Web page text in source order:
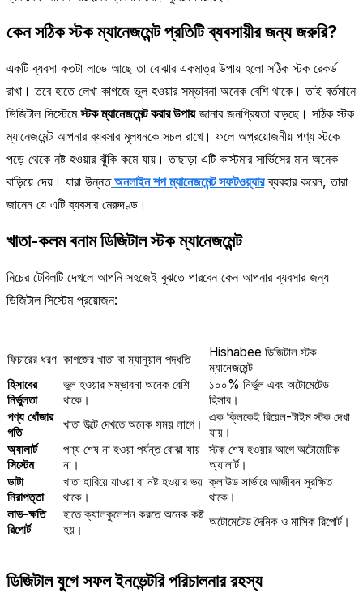
কেন সঠিক স্টক ম্যানেজমেন্ট প্রতিটি ব্যবসায়ীর জন্য জরুরি?
একটি ব্যবসা কতটা লাভে আছে তা বোঝার একমাত্র উপায় হলো সঠিক স্টক রেকর্ড
রাখা। তবে হাতে লেখা কাগজে ভুল হওয়ার সম্ভাবনা অনেক বেশি থাকে। তাই বর্তমানে
ডিজিটাল সিস্টেমেস্টক ম্যানেজমেন্ট করার উপায়জানার জনপ্রিয়তা বাড়ছে। সঠিক স্টক
ম্যানেজমেন্ট আপনার ব্যবসার মূলধনকে সচল রাখে। ফলে অপ্রয়োজনীয় পণ্য স্টকে
পড়ে থেকে নষ্ট হওয়ার ঝুঁকি কমে যায়। তাছাড়া এটি কাস্টমার সার্ভিসের মান অনেক
বাড়িয়ে দেয়। যারা উন্নতঅনলাইন শপ ম্যানেজমেন্ট সফটওয়্যারব্যবহার করেন, তারা
জানেন যে এটি ব্যবসার মেরুদণ্ড।
খাতা-কলম বনাম ডিজিটাল স্টক ম্যানেজমেন্ট
নিচের টেবিলটি দেখলে আপনি সহজেই বুঝতে পারবেন কেন আপনার ব্যবসার জন্য
ডিজিটাল সিস্টেম প্রয়োজন:
ফিচারের ধরণ কাগজের খাতা বা ম্যানুয়াল পদ্ধতি
Hishabee ডিজিটাল স্টক
ম্যানেজমেন্ট
হিসাবের
নির্ভুলতা
ভুল হওয়ার সম্ভাবনা অনেক বেশি
থাকে।
১০০% নির্ভুল এবং অটোমেটেড
হিসাব।
পণ্য খোঁজার
গতি
খাতা উল্টে দেখতে অনেক সময় লাগে। এক ক্লিকেই রিয়েল-টাইম স্টক দেখা
যায়।
অ্যালার্ট
সিস্টেম
পণ্য শেষ না হওয়া পর্যন্ত বোঝা যায়
না।
স্টক শেষ হওয়ার আগে অটোমেটিক
অ্যালার্ট।
ডাটা
নিরাপত্তা
খাতা হারিয়ে যাওয়া বা নষ্ট হওয়ার ভয়
থাকে।
ক্লাউড সার্ভারে আজীবন সুরক্ষিত
থাকে।
লাভ-ক্ষতি
রিপোর্ট
হাতে ক্যালকুলেশন করতে অনেক কষ্ট
হয়।
অটোমেটেড দৈনিক ও মাসিক রিপোর্ট।
ডিজিটাল যুগে সফল ইনভেন্টরি পরিচালনার রহস্য